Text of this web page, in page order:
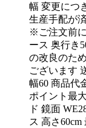
幅 変更につ
生産手配が
※ご注文前
ース 奥行き
の改良のた
ございます
幅60 商品代
ポイント最
ド 鏡面
ス 高さ